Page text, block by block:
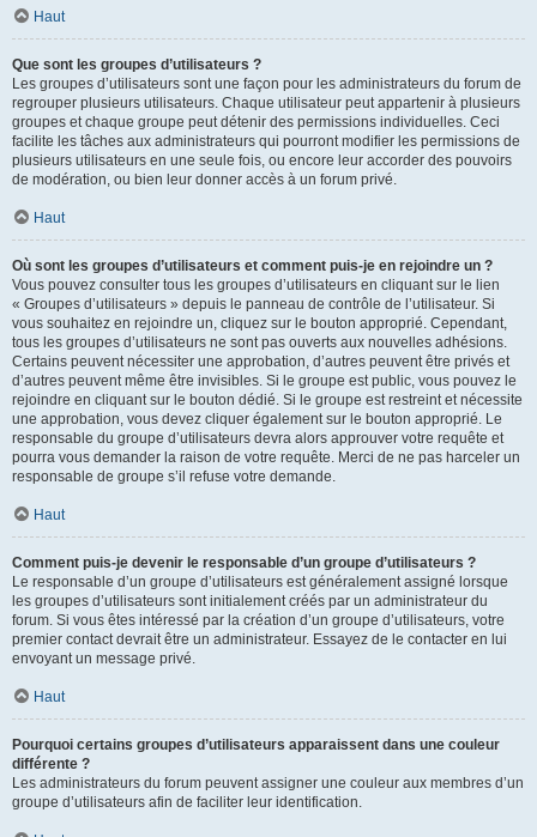
Haut
Que sont les groupes d’utilisateurs ?
Les groupes d’utilisateurs sont une façon pour les administrateurs du forum de
regrouper plusieurs utilisateurs. Chaque utilisateur peut appartenir à plusieurs
groupes et chaque groupe peut détenir des permissions individuelles. Ceci
facilite les tâches aux administrateurs qui pourront modifier les permissions de
plusieurs utilisateurs en une seule fois, ou encore leur accorder des pouvoirs
de modération, ou bien leur donner accès à un forum privé.
Haut
Où sont les groupes d’utilisateurs et comment puis-je en rejoindre un ?
Vous pouvez consulter tous les groupes d’utilisateurs en cliquant sur le lien
« Groupes d’utilisateurs » depuis le panneau de contrôle de l’utilisateur. Si
vous souhaitez en rejoindre un, cliquez sur le bouton approprié. Cependant,
tous les groupes d’utilisateurs ne sont pas ouverts aux nouvelles adhésions.
Certains peuvent nécessiter une approbation, d’autres peuvent être privés et
d’autres peuvent même être invisibles. Si le groupe est public, vous pouvez le
rejoindre en cliquant sur le bouton dédié. Si le groupe est restreint et nécessite
une approbation, vous devez cliquer également sur le bouton approprié. Le
responsable du groupe d’utilisateurs devra alors approuver votre requête et
pourra vous demander la raison de votre requête. Merci de ne pas harceler un
responsable de groupe s’il refuse votre demande.
Haut
Comment puis-je devenir le responsable d’un groupe d’utilisateurs ?
Le responsable d’un groupe d’utilisateurs est généralement assigné lorsque
les groupes d’utilisateurs sont initialement créés par un administrateur du
forum. Si vous êtes intéressé par la création d’un groupe d’utilisateurs, votre
premier contact devrait être un administrateur. Essayez de le contacter en lui
envoyant un message privé.
Haut
Pourquoi certains groupes d’utilisateurs apparaissent dans une couleur
différente ?
Les administrateurs du forum peuvent assigner une couleur aux membres d’un
groupe d’utilisateurs afin de faciliter leur identification.